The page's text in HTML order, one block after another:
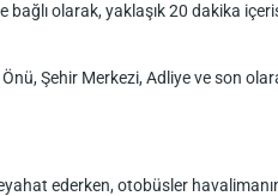
bağlı olarak, yaklaşık 20 dakika
Şehir Merkezi, Adliye ve son
ederken, otobüsler